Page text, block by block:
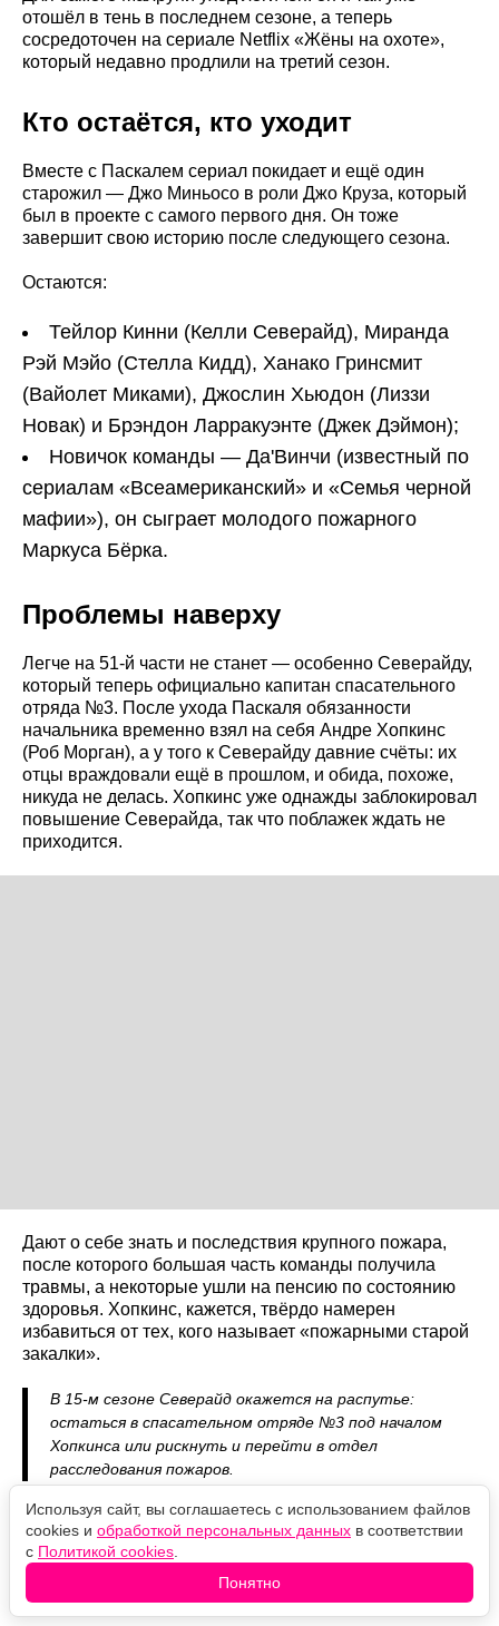
отошёл в тень в последнем сезоне, а теперь
сосредоточен на сериале Netflix «Жёны на охоте»,
который недавно продлили на третий сезон.
Кто остаётся, кто уходит
Вместе с Паскалем сериал покидает и ещё один
старожил — Джо Миньосо в роли Джо Круза, который
был в проекте с самого первого дня. Он тоже
завершит свою историю после следующего сезона.
Остаются:
Тейлор Кинни (Келли Северайд), Миранда
Рэй Мэйо (Стелла Кидд), Ханако Гринсмит
(Вайолет Миками), Джослин Хьюдон (Лиззи
Новак) и Брэндон Ларракуэнте (Джек Дэймон);
Новичок команды — Да'Винчи (известный по
сериалам «Всеамериканский» и «Семья черной
мафии»), он сыграет молодого пожарного
Маркуса Бёрка.
Проблемы наверху
Легче на 51-й части не станет — особенно Северайду,
который теперь официально капитан спасательного
отряда №3. После ухода Паскаля обязанности
начальника временно взял на себя Андре Хопкинс
(Роб Морган), а у того к Северайду давние счёты: их
отцы враждовали ещё в прошлом, и обида, похоже,
никуда не делась. Хопкинс уже однажды заблокировал
повышение Северайда, так что поблажек ждать не
приходится.
Дают о себе знать и последствия крупного пожара,
после которого большая часть команды получила
травмы, а некоторые ушли на пенсию по состоянию
здоровья. Хопкинс, кажется, твёрдо намерен
избавиться от тех, кого называет «пожарными старой
закалки».
В 15-м сезоне Северайд окажется на распутье:
остаться в спасательном отряде №3 под началом
Хопкинса или рискнуть и перейти в отдел
расследования пожаров.
Оцените новость
Используя сайт, вы соглашаетесь с использованием файлов
cookies и обработкой персональных данных в соответствии
с Политикой cookies
Понятно